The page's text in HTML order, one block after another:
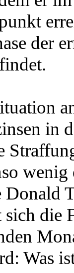
der
in
wenig
Donald
die
Was